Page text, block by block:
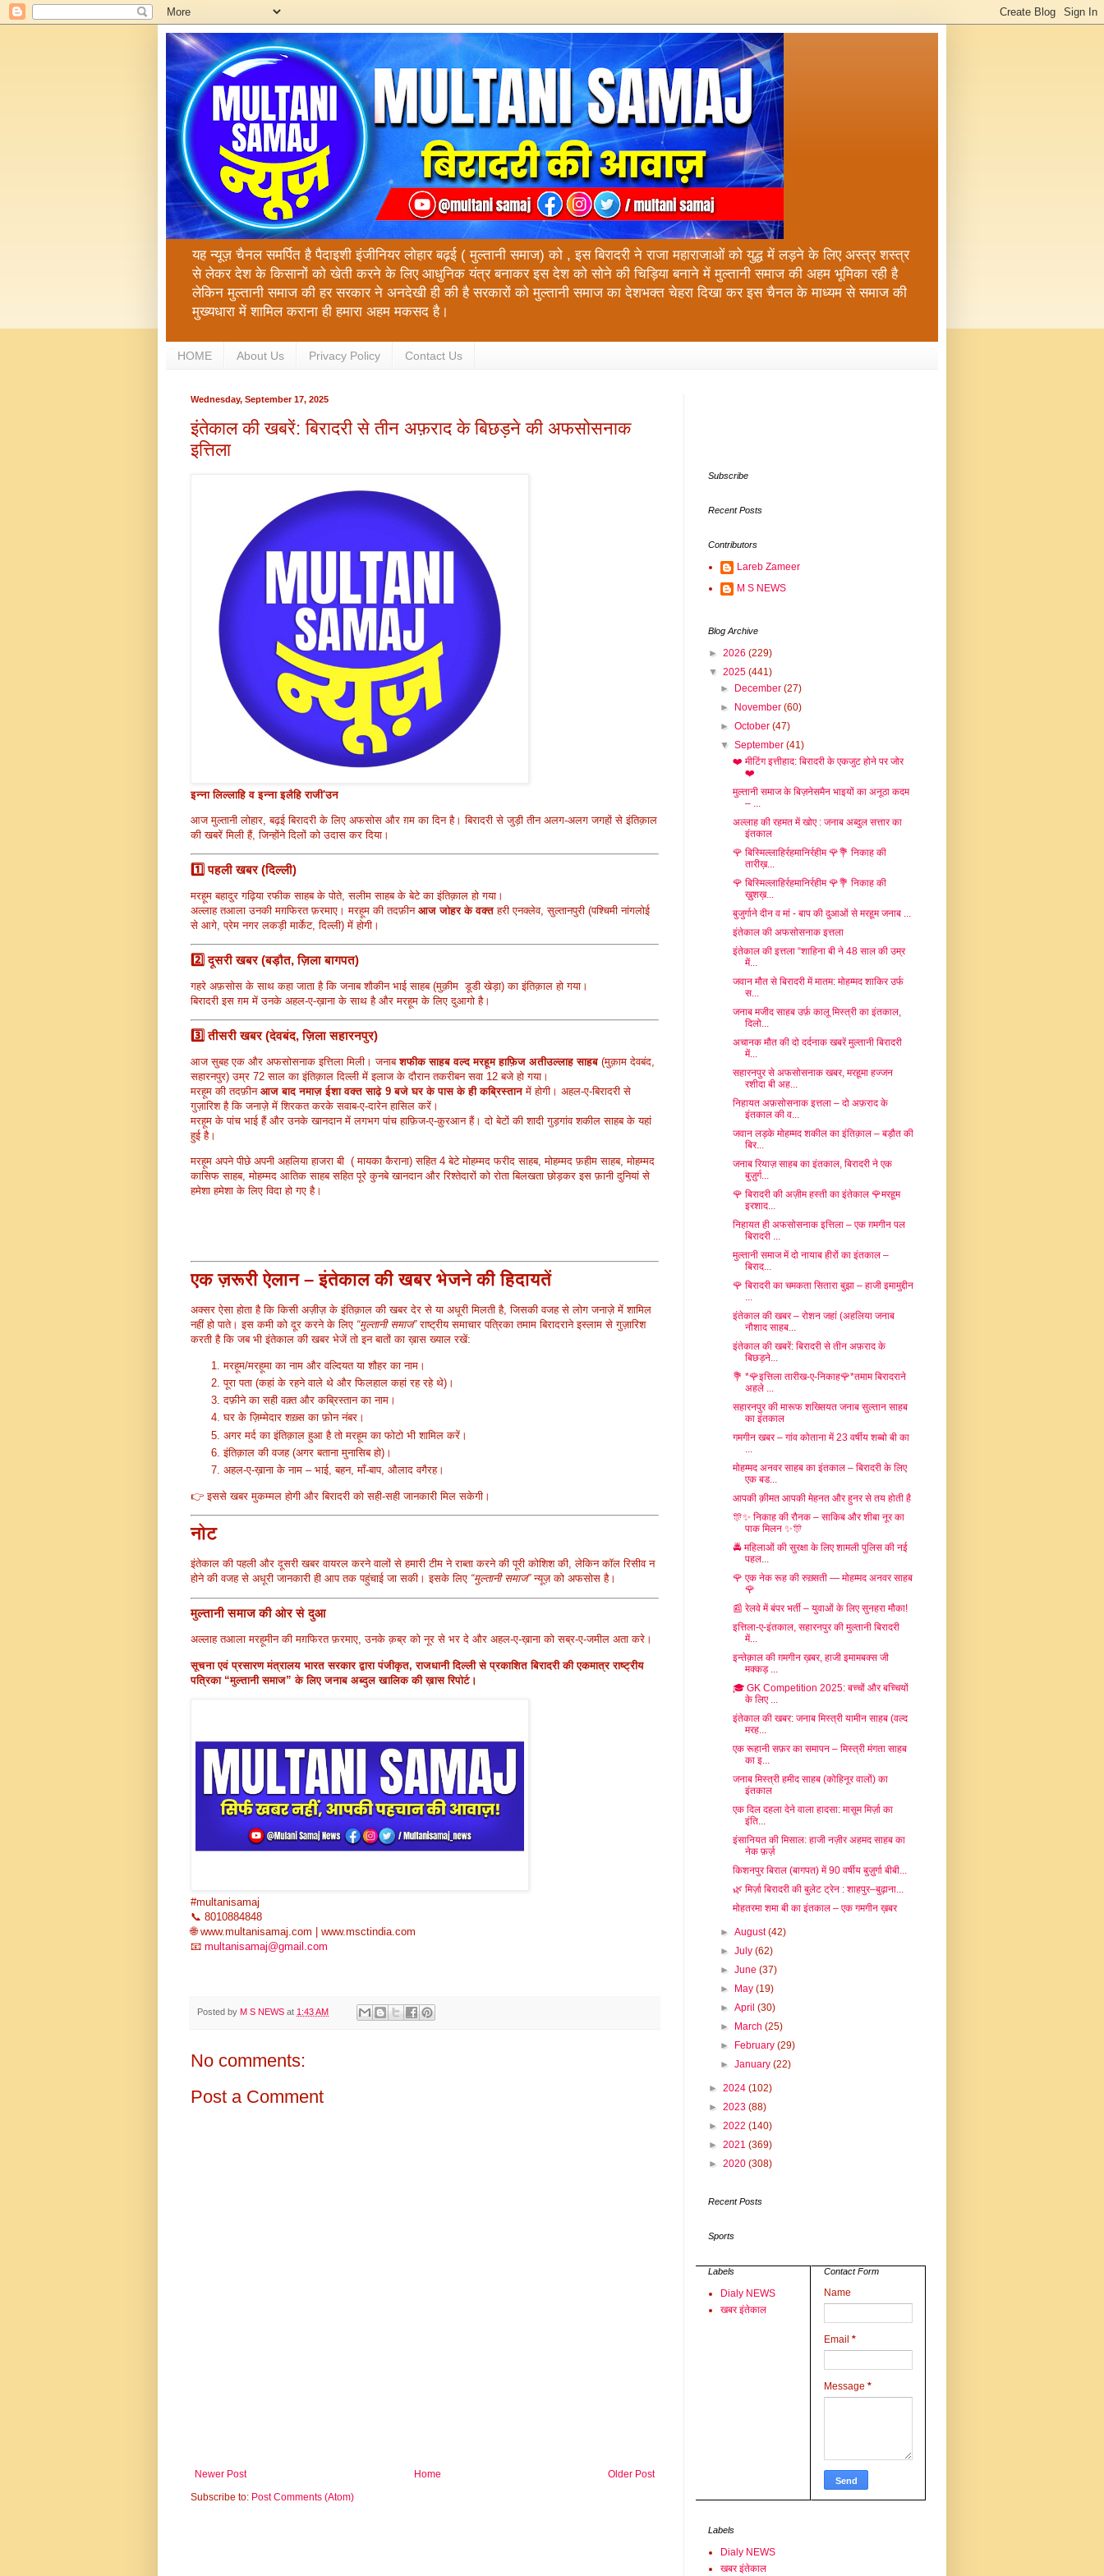
यह न्यूज़ चैनल समर्पित है पैदाइशी इंजीनियर लोहार बढ़ई ( मुल्तानी समाज) को , इस बिरादरी ने राजा महाराजाओं को युद्ध में लड़ने के लिए अस्त्र शस्त्र
से लेकर देश के किसानों को खेती करने के लिए आधुनिक यंत्र बनाकर इस देश को सोने की चिड़िया बनाने में मुल्तानी समाज की अहम भूमिका रही है
लेकिन मुल्तानी समाज की हर सरकार ने अनदेखी ही की है सरकारों को मुल्तानी समाज का देशभक्त चेहरा दिखा कर इस चैनल के माध्यम से समाज की
मुख्यधारा में शामिल कराना ही हमारा अहम मकसद है।
HOME About Us Privacy Policy Contact Us
Wednesday, September 17, 2025
इंतेकाल की खबरें: बिरादरी से तीन अफ़राद के बिछड़ने की अफसोसनाक
इत्तिला
इन्ना लिल्लाहि व इन्ना इलैहि राजी'उन
आज मुल्तानी लोहार, बढ़ई बिरादरी के लिए अफसोस और ग़म का दिन है। बिरादरी से जुड़ी तीन अलग-अलग जगहों से इंतिक़ाल
की खबरें मिली हैं, जिन्होंने दिलों को उदास कर दिया।
1️⃣ पहली खबर (दिल्ली)
मरहूम बहादुर गढ़िया रफीक साहब के पोते, सलीम साहब के बेटे का इंतिक़ाल हो गया।
अल्लाह तआला उनकी मग़फिरत फ़रमाए। मरहूम की तदफ़ीन आज जोहर के वक्त हरी एनक्लेव, सुल्तानपुरी (पश्चिमी नांगलोई
से आगे, प्रेम नगर लकड़ी मार्केट, दिल्ली) में होगी।
2️⃣ दूसरी खबर (बड़ौत, ज़िला बागपत)
गहरे अफ़सोस के साथ कहा जाता है कि जनाब शौकीन भाई साहब (मुक़ीम डूडी खेड़ा) का इंतिक़ाल हो गया।
बिरादरी इस ग़म में उनके अहल-ए-ख़ाना के साथ है और मरहूम के लिए दुआगो है।
3️⃣ तीसरी खबर (देवबंद, ज़िला सहारनपुर)
आज सुबह एक और अफसोसनाक इत्तिला मिली। जनाबशफीक साहब वल्द मरहूम हाफ़िज अतीउल्लाह साहब (मुक़ाम देवबंद,
सहारनपुर) उम्र 72 साल का इंतिक़ाल दिल्ली में इलाज के दौरान तकरीबन सवा 12 बजे हो गया।
मरहूम की तदफ़ीन आज बाद नमाज़ ईशा वक्त साढ़े 9 बजे घर के पास के ही कब्रिस्तानमें होगी। अहल-ए-बिरादरी से
गुज़ारिश है कि जनाज़े में शिरकत करके सवाब-ए-दारेन हासिल करें।
मरहूम के पांच भाई हैं और उनके खानदान में लगभग पांच हाफ़िज-ए-क़ुरआन हैं। दो बेटों की शादी गुड़गांव शकील साहब के यहां
हुई है।
मरहूम अपने पीछे अपनी अहलिया हाजरा बी ( मायका कैराना) सहित 4 बेटे मोहम्मद फरीद साहब, मोहम्मद फ़हीम साहब, मोहम्मद
कासिफ साहब, मोहम्मद आतिक साहब सहित पूरे कुनबे खानदान और रिश्तेदारों को रोता बिलखता छोड़कर इस फ़ानी दुनियां से
हमेशा हमेशा के लिए विदा हो गए है।
एक ज़रूरी ऐलान – इंतेकाल की खबर भेजने की हिदायतें
अक्सर ऐसा होता है कि किसी अज़ीज़ के इंतिक़ाल की खबर देर से या अधूरी मिलती है, जिसकी वजह से लोग जनाज़े में शामिल
नहीं हो पाते। इस कमी को दूर करने के लिए “मुल्तानी समाज”राष्ट्रीय समाचार पत्रिका तमाम बिरादराने इस्लाम से गुज़ारिश
करती है कि जब भी इंतेकाल की खबर भेजें तो इन बातों का ख़ास ख्याल रखें:
मरहूम/मरहूमा का नाम और वल्दियत या शौहर का नाम।
पूरा पता (कहां के रहने वाले थे और फिलहाल कहां रह रहे थे)।
दफ़ीने का सही वक़्त और कब्रिस्तान का नाम।
घर के ज़िम्मेदार शख़्स का फ़ोन नंबर।
अगर मर्द का इंतिक़ाल हुआ है तो मरहूम का फोटो भी शामिल करें।
इंतिक़ाल की वजह (अगर बताना मुनासिब हो)।
अहल-ए-ख़ाना के नाम – भाई, बहन, माँ-बाप, औलाद वगैरह।
👉 इससे खबर मुकम्मल होगी और बिरादरी को सही-सही जानकारी मिल सकेगी।
नोट
इंतेकाल की पहली और दूसरी खबर वायरल करने वालों से हमारी टीम ने राब्ता करने की पूरी कोशिश की, लेकिन कॉल रिसीव न
होने की वजह से अधूरी जानकारी ही आप तक पहुंचाई जा सकी। इसके लिए “मुल्तानी समाज”न्यूज़ को अफसोस है।
मुल्तानी समाज की ओर से दुआ
अल्लाह तआला मरहूमीन की मग़फिरत फ़रमाए, उनके क़ब्र को नूर से भर दे और अहल-ए-ख़ाना को सब्र-ए-जमील अता करे।
सूचना एवं प्रसारण मंत्रालय भारत सरकार द्वारा पंजीकृत, राजधानी दिल्ली से प्रकाशित बिरादरी की एकमात्र राष्ट्रीय
पत्रिका “मुल्तानी समाज” के लिए जनाब अब्दुल खालिक की ख़ास रिपोर्ट।
#multanisamaj
📞 8010884848
🌐 www.multanisamaj.com | www.msctindia.com
📧 multanisamaj@gmail.com
Posted by M S NEWS at 1:43 AM
No comments:
Post a Comment
Newer Post Older Post
Home
Subscribe to: Post Comments (Atom)
Subscribe
Recent Posts
Contributors
Lareb Zameer
M S NEWS
Blog Archive
► 2026 (229)
▼ 2025 (441)
►
December(27)
►
November(60)
►October(47)
▼September(41)
❤️ मीटिंग इत्तीहाद: बिरादरी के एकजुट होने पर जोर
❤️
मुल्तानी समाज के बिज़नेसमैन भाइयों का अनूठा कदम
– ...
अल्लाह की रहमत में खोए : जनाब अब्दुल सत्तार का
इंतकाल
🌹 बिस्मिल्लाहिर्रहमानिर्रहीम 🌹💐 निकाह की
तारीख़...
🌹 बिस्मिल्लाहिर्रहमानिर्रहीम 🌹💐 निकाह की
ख़ुशख़...
बुजुर्गाने दीन व मां - बाप की दुआओं से मरहूम जनाब ...
इंतेकाल की अफसोसनाक इत्तला
इंतेकाल की इत्तला “शाहिना बी ने 48 साल की उम्र
में...
जवान मौत से बिरादरी में मातम: मोहम्मद शाकिर उर्फ
स...
जनाब मजीद साहब उर्फ़ कालू मिस्त्री का इंतकाल,
दिलो...
अचानक मौत की दो दर्दनाक खबरें मुल्तानी बिरादरी
में...
सहारनपुर से अफसोसनाक खबर, मरहूमा हज्जन
रशीदा बी अह...
निहायत अफ़सोसनाक इत्तला – दो अफ़राद के
इंतकाल की व...
जवान लड़के मोहम्मद शकील का इंतिक़ाल – बड़ौत की
बिर...
जनाब रियाज़ साहब का इंतकाल, बिरादरी ने एक
बुज़ुर्ग...
🌹 बिरादरी की अज़ीम हस्ती का इंतेकाल 🌹मरहूम
इरशाद...
निहायत ही अफसोसनाक इत्तिला – एक ग़मगीन पल
बिरादरी ...
मुल्तानी समाज में दो नायाब हीरों का इंतकाल –
बिराद...
🌹 बिरादरी का चमकता सितारा बुझा – हाजी इमामुद्दीन
...
इंतेकाल की खबर – रोशन जहां (अहलिया जनाब
नौशाद साहब...
इंतेकाल की खबरें: बिरादरी से तीन अफ़राद के
बिछड़ने...
💐 *🌹इत्तिला तारीख-ए-निकाह🌹*तमाम बिरादराने
अहले ...
सहारनपुर की मारूफ शख्सियत जनाब सुल्तान साहब
का इंतकाल
गमगीन खबर – गांव कोताना में 23 वर्षीय शब्बो बी का
...
मोहम्मद अनवर साहब का इंतकाल – बिरादरी के लिए
एक बड...
आपकी क़ीमत आपकी मेहनत और हुनर से तय होती है
🎊✨ निकाह की रौनक – साकिब और शीबा नूर का
पाक मिलन ✨🎊
🚔 महिलाओं की सुरक्षा के लिए शामली पुलिस की नई
पहल...
🌹 एक नेक रूह की रुख़्सती — मोहम्मद अनवर साहब
🌹
📰 रेलवे में बंपर भर्ती – युवाओं के लिए सुनहरा मौका!
इत्तिला-ए-इंतकाल, सहारनपुर की मुल्तानी बिरादरी
में...
इन्तेक़ाल की ग़मगीन ख़बर, हाजी इमामबक्स जी
मक्कड़ ...
🎓 GK Competition 2025: बच्चों और बच्चियों
के लिए ...
इंतेकाल की खबर: जनाब मिस्त्री यामीन साहब (वल्द
मरह...
एक रूहानी सफ़र का समापन – मिस्त्री मंगता साहब
का इ...
जनाब मिस्त्री हमीद साहब (कोहिनूर वालों) का
इंतकाल
एक दिल दहला देने वाला हादसा: मासूम मिर्ज़ा का
इंति...
इंसानियत की मिसाल: हाजी नज़ीर अहमद साहब का
नेक फ़र्ज़
किशनपुर बिराल (बागपत) में 90 वर्षीय बुज़ुर्गा बीबी...
🌿 मिर्ज़ा बिरादरी की बुलेट ट्रेन : शाहपुर–बुढ़ाना...
मोहतरमा शमा बी का इंतकाल – एक गमगीन ख़बर
►August(42)
►July(62)
►June(37)
►
May(19)
►April(30)
►
March(25)
►
February(29)
►January(22)
► 2024 (102)
► 2023 (88)
► 2022 (140)
► 2021 (369)
► 2020 (308)
Recent Posts
Sports
Labels
Dialy NEWS
खबर इंतेकाल
Contact Form
Name
Email *
Message *
Labels
Dialy NEWS
खबर इंतेकाल